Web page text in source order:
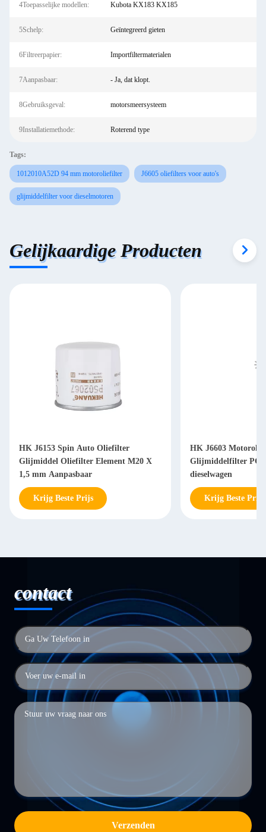
4Toepasselijke modellen: Kubota KX183 KX185
5Schelp: Geïntegreerd gieten
6Filtreerpapier: Importfiltermaterialen
7Aanpasbaar: - Ja, dat klopt.
8Gebruiksgeval: motorsmeersysteem
9Installatiemethode: Roterend type
Tags:
1012010A52D 94 mm motoroliefilter J6605 oliefilters voor auto's
glijmiddelfilter voor dieselmotoren
Gelijkaardige Producten
HK J6153 Spin Auto Oliefilter
Glijmiddel Oliefilter Element M20 X
1,5 mm Aanpasbaar
Krijg Beste Prijs
HK J6603
Glijmiddelfilter
dieselwagen
Krijg Beste Prijs
contact
Verzenden